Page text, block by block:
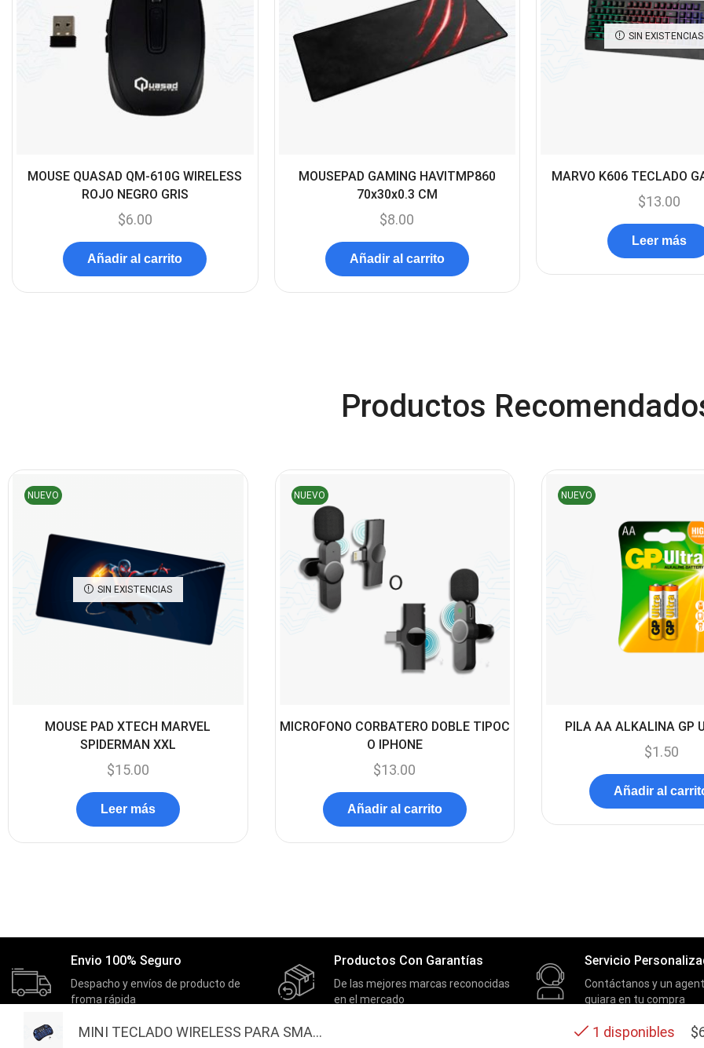
MINI TECLADO WIRELESS PARA SMA... $
1 disponibles
MOUSE QUASAD QM-610G WIRELESS
ROJO NEGRO GRIS
$6.00
Añadir al carrito
MOUSEPAD GAMING HAVITMP860
70x30x0.3 CM
$8.00
Añadir al carrito
SIN EXISTENCIAS
MARVO K606 TECLADO
$13.00
Leer más
Productos
NUEVO
SIN EXISTENCIAS
MOUSE PAD XTECH MARVEL
SPIDERMAN XXL
$15.00
Leer más
NUEVO
MICROFONO CORBATERO DOBLE TIPOC
O IPHONE
$13.00
Añadir al carrito
NUEVO
PILA AA ALKALINA GP
$1.50
Añadir al
Envio 100% Seguro
Despacho y envíos de producto de
froma rápida
Productos Con Garantías
De las mejores marcas reconocidas
en el mercado
Servicio
Contáctanos y un
guiara en tu compra